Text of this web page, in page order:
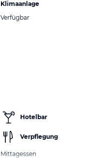
Klimaanlage
Verfügbar
Hotelbar
Verpflegung
Mittagessen